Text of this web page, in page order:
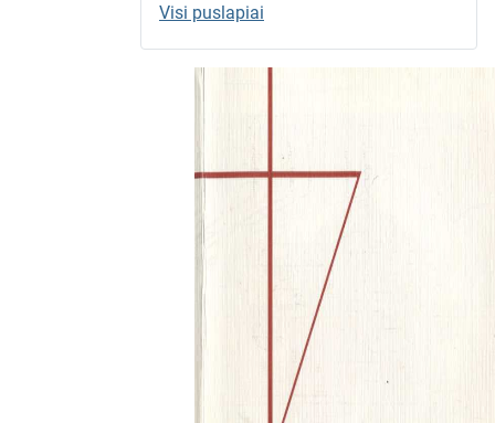
Visi puslapiai